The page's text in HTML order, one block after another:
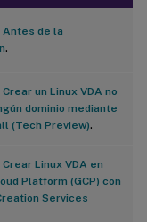
Antes de la
.
Crear un Linux VDA no
dominio mediante
(Tech Preview).
Crear Linux VDA en
Platform (GCP) con
Services